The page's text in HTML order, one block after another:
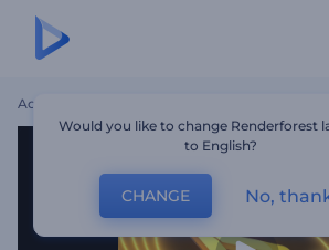
Accueil
Would you like to change Renderforest
to English?
CHANGE No,